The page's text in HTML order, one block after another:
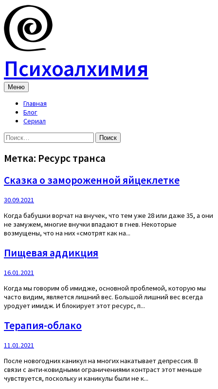
Skip
to
content
Психоалхимия
Меню
Главная
Блог
Сериал
Найти:
Метка: Ресурс транса
Сказка о замороженной яйцеклетке
30.09.2021
Когда бабушки ворчат на внучек, что тем уже 28 или даже 35, а они
не замужем, многие внучки впадают в гнев. Некоторые
возмущены, что на них «смотрят как на...
Пищевая аддикция
16.01.2021
Когда мы говорим об имидже, основной проблемой, которую мы
часто видим, является лишний вес. Большой лишний вес всегда
уродует имидж. И блокирует этот ресурс, п...
Терапия-облако
11.01.2021
После новогодних каникул на многих накатывает депрессия. В
связи с анти-ковидными ограничениями контраст этот меньше
чувствуется, поскольку и каникулы были не к...